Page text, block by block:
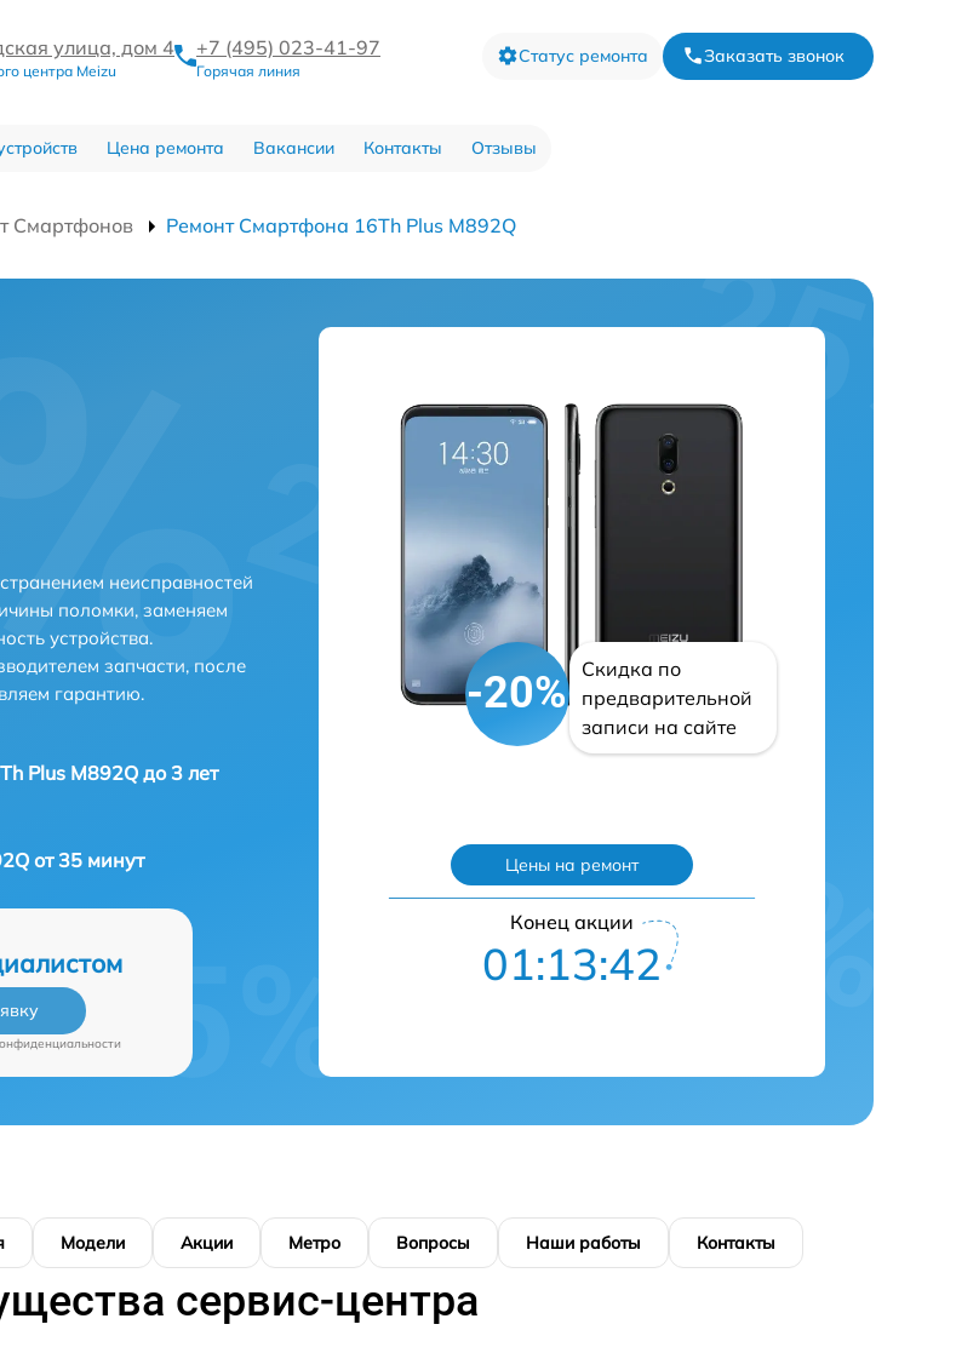
улица, дом 4
центра Meizu
+7 (495) 023-41-97
Горячая линия
Статус ремонта Заказать звонок
Цена ремонта Вакансии Контакты Отзывы
Смартфонов Ремонт Смартфона 16Th Plus M892Q
неисправностей
поломки, заменяем
устройства.
запчасти, после
гарантию.
Plus M892Q до 3 лет
от 35 минут
-20%
Скидка по
предварительной
записи на сайте
Цены на ремонт
Конец акции
01:13:42
Модели Акции Метро Вопросы Наши работы Контакты
сервис-центра